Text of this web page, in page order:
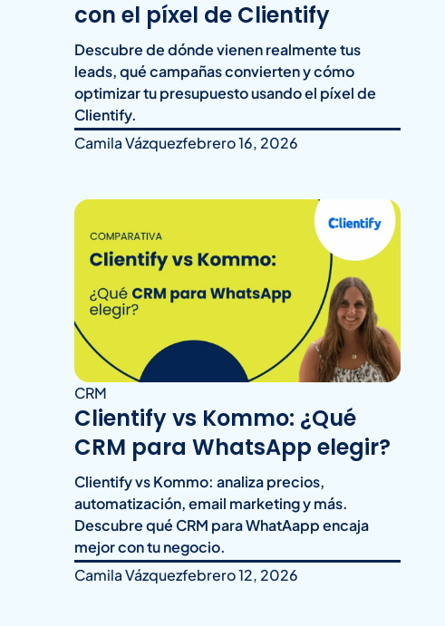
con el píxel de Clientify
Descubre de dónde vienen realmente tus
leads, qué campañas convierten y cómo
optimizar tu presupuesto usando el píxel de
Clientify.
Camila Vázquezfebrero 16, 2026
CRM
Clientify vs Kommo: ¿Qué
CRM para WhatsApp elegir?
Clientify vs Kommo: analiza precios,
automatización, email marketing y más.
Descubre qué CRM para WhatAapp encaja
mejor con tu negocio.
Camila Vázquezfebrero 12, 2026